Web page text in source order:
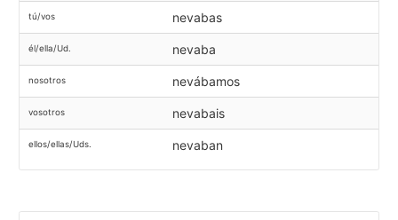
tú/vos nevabas
él/ella/Ud. nevaba
nosotros nevábamos
vosotros nevabais
ellos/ellas/Uds. nevaban